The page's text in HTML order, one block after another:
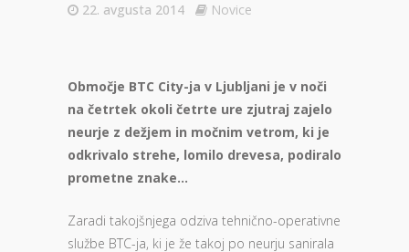
22. avgusta 2014 Novice
Območje BTC City-ja v Ljubljani je v noči
na četrtek okoli četrte ure zjutraj zajelo
neurje z dežjem in močnim vetrom, ki je
odkrivalo strehe, lomilo drevesa, podiralo
prometne znake…
Zaradi takojšnjega odziva tehnično-operativne
službe BTC-ja, ki je že takoj po neurju sanirala